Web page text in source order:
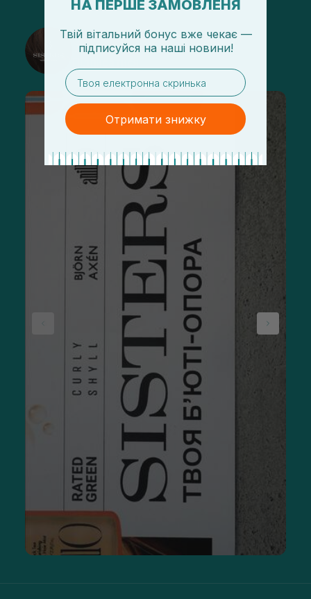
@sisters_stelmakh в Instagram
НА ПЕРШЕ ЗАМОВЛЕНЯ
Твій вітальний бонус вже чекає —
підписуйся на наші новини!
email
Отримати знижку